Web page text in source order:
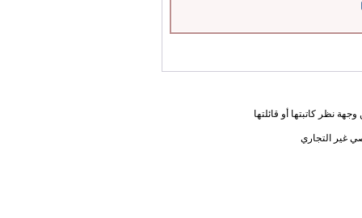
نظر كاتبتها أو قائلتها
غير التجاري